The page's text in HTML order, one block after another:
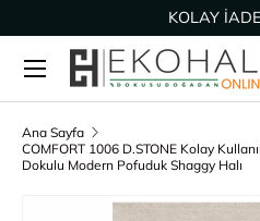
İçeriğe geç
KOLAY
Arama
Ürün türü
Ana Sayfa
COMFORT 1006 D.STONE Kolay
Dokulu Modern Pofuduk Shaggy Halı